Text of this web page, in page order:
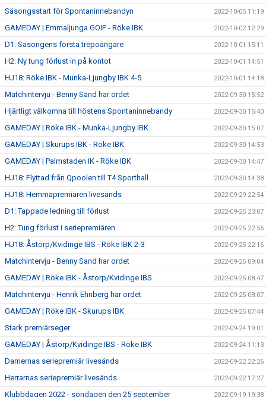
Säsongsstart för Spontaninnebandyn 2022-10-05 11:19
GAMEDAY | Emmaljunga GOIF - Röke IBK 2022-10-02 12:29
D1: Säsongens första trepoängare 2022-10-01 15:11
H2: Ny tung förlust in på kontot 2022-10-01 14:51
HJ18: Röke IBK - Munka-Ljungby IBK 4-5 2022-10-01 14:18
Matchintervju - Benny Sand har ordet 2022-09-30 15:52
Hjärtligt välkomna till höstens Spontaninnebandy 2022-09-30 15:40
GAMEDAY | Röke IBK - Munka-Ljungby IBK 2022-09-30 15:07
GAMEDAY | Skurups IBK - Röke IBK 2022-09-30 14:53
GAMEDAY | Palmstaden IK - Röke IBK 2022-09-30 14:47
HJ18: Flyttad från Qpoolen till T4 Sporthall 2022-09-30 14:38
HJ18: Hemmapremiären livesänds 2022-09-29 22:54
D1: Tappade ledning till förlust 2022-09-25 23:07
H2: Tung förlust i seriepremiären 2022-09-25 22:56
HJ18: Åstorp/Kvidinge IBS - Röke IBK 2-3 2022-09-25 22:16
Matchintervju - Benny Sand har ordet 2022-09-25 09:04
GAMEDAY | Röke IBK - Åstorp/Kvidinge IBS 2022-09-25 08:47
Matchintervju - Henrik Ehnberg har ordet 2022-09-25 08:07
GAMEDAY | Röke IBK - Skurups IBK 2022-09-25 07:44
Stark premiärseger 2022-09-24 19:01
GAMEDAY | Åstorp/Kvidinge IBS - Röke IBK 2022-09-24 11:13
Damernas seriepremiär livesänds 2022-09-22 22:26
Herrarnas seriepremiär livesänds 2022-09-22 17:27
Klubbdagen 2022 - söndagen den 25 september 2022-09-19 19:38